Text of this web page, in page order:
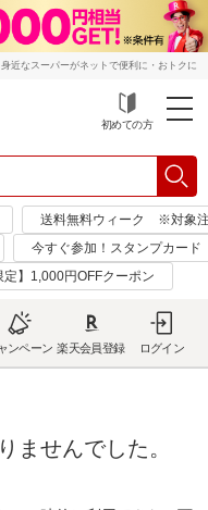
身近なスーパーがネットで便利に・おトクに
初めての方
送料無料ウィーク ※対象
今すぐ参加！スタンプカード
定】1,000円OFFクーポン
ンペーン 楽天会員登録 ログイン
ませんでした。